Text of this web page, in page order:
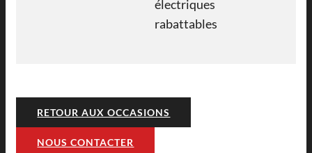
électriques
rabattables
RETOUR AUX OCCASIONS
NOUS CONTACTER